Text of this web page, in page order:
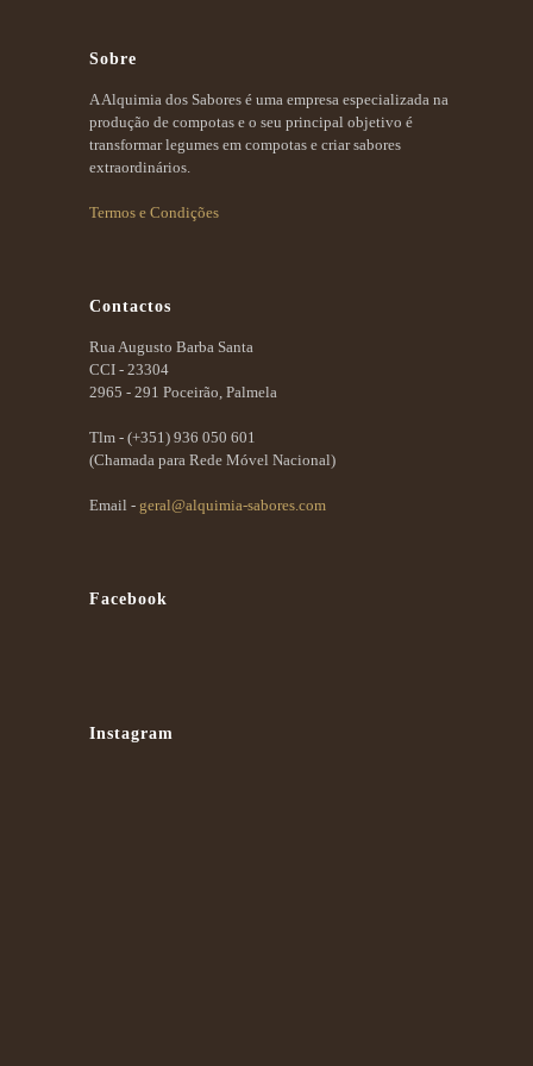
Sobre
A Alquimia dos Sabores é uma empresa especializada na
produção de compotas e o seu principal objetivo é
transformar legumes em compotas e criar sabores
extraordinários.
Termos e Condições
Contactos
Rua Augusto Barba Santa
CCI - 23304
2965 - 291 Poceirão, Palmela
Tlm - (+351) 936 050 601
(Chamada para Rede Móvel Nacional)
Email - geral@alquimia-sabores.com
Facebook
Instagram